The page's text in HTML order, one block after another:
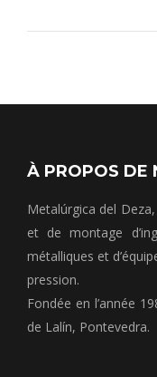
À PROPOS DE
Metalúrgica del
et de montage
métalliques et
pression.
Fondée en l’année
de Lalín, Pontevedra.